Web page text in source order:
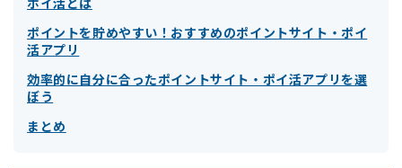
ポイントを貯めやすい！おすすめのポイントサイト・ポイ
活アプリ
効率的に自分に合ったポイントサイト・ポイ活アプリを選
ぼう
まとめ